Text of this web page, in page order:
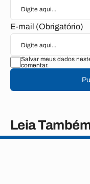
E-mail (Obrigatório)
Salvar meus dados
comentar.
Leia